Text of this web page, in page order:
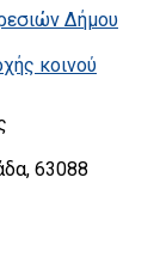
Δήμου
κοινού
63088